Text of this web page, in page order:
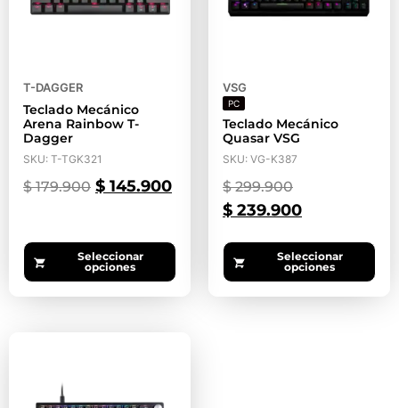
T-DAGGER
Teclado Mecánico
Arena Rainbow T-
Dagger
SKU: T-TGK321
$179.900 $ 145.900
Seleccionar
opciones
VSG
PC
Teclado Mecánico
Quasar VSG
SKU: VG-K387
$299.900
$ 239.900
Seleccionar
opciones